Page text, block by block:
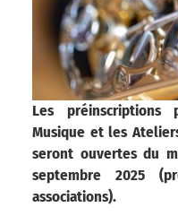
Les préinscriptions
Musique et les
seront ouvertes du
septembre 2025
associations).